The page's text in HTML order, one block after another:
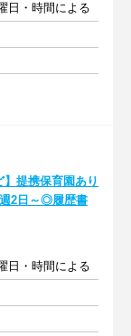
日・時間による
】提携保育園あり
2日～◎履歴書
日・時間による